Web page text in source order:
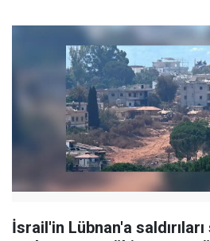
İsrail'in Lübnan'a